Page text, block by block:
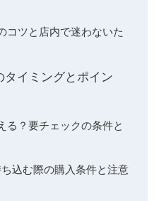
コツと店内で迷わないた
タイミングとポイン
る？要チェックの条件と
込む際の購入条件と注意